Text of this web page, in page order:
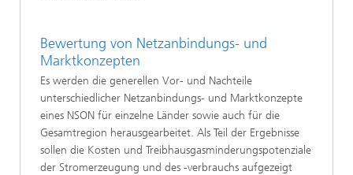
Bewertung von Netzanbindungs- und
Marktkonzepten
Es werden die generellen Vor- und Nachteile
unterschiedlicher Netzanbindungs- und Marktkonzepte
eines NSON für einzelne Länder sowie auch für die
Gesamtregion herausgearbeitet. Als Teil der Ergebnisse
sollen die Kosten und Treibhausgasminderungspotenziale
der Stromerzeugung und des -verbrauchs aufgezeigt